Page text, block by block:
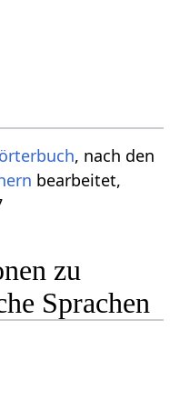
, nach den
bearbeitet,
zu
Sprachen